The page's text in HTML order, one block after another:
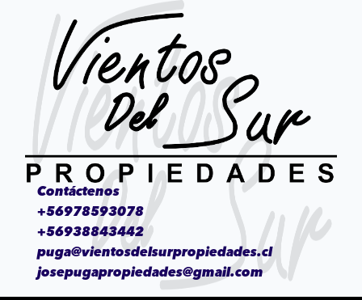
Contáctenos
+56978593078
+56938843442
puga@vientosdelsurpropiedades.cl
josepugapropiedades@gmail.com